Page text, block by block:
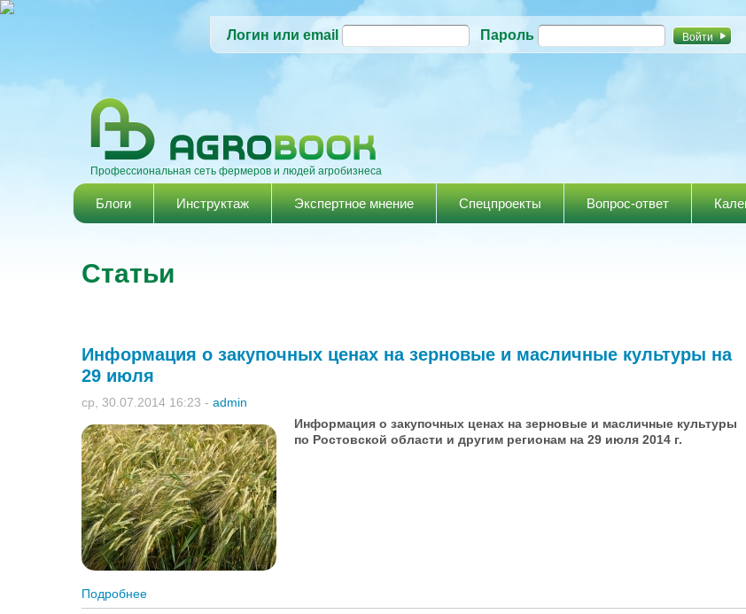
Перейти к
содержанию
Логин или email Пароль
Профессиональная сеть фермеров и людей агробизнеса
Главное меню
Блоги Инструктаж Экспертное мнение Спецпроекты Вопрос-ответ
Статьи
Информация о закупочных ценах на зерновые и масличные культуры на
29 июля
ср, 30.07.2014 16:23 - admin
Информация о закупочных ценах на зерновые и масличные культуры
по Ростовской области и другим регионам на 29 июля 2014 г.
Подробнее